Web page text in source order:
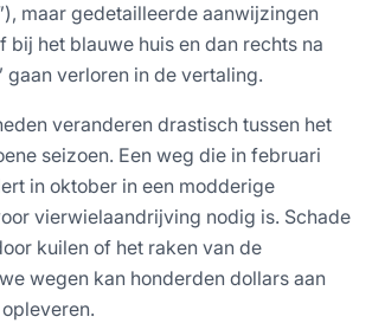
maar gedetailleerde aanwijzingen
bij het blauwe huis en dan rechts na
gaan verloren in de vertaling.
veranderen drastisch tussen het
seizoen. Een weg die in februari
in oktober in een modderige
vierwielaandrijving nodig is. Schade
kuilen of het raken van de
wegen kan honderden dollars aan